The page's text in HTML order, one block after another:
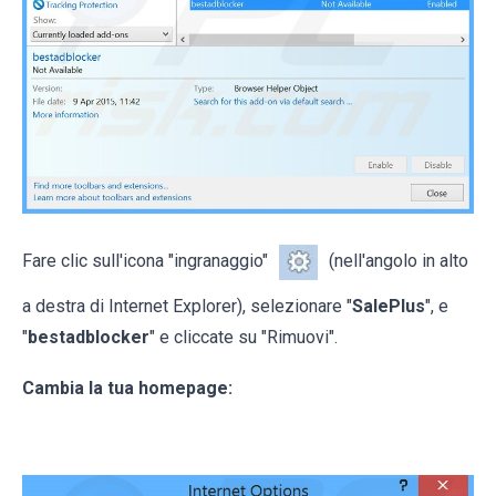
Fare clic sull'icona "ingranaggio" (nell'angolo in alto
a destra di Internet Explorer), selezionare "SalePlus", e
"bestadblocker" e cliccate su "Rimuovi".
Cambia la tua homepage: